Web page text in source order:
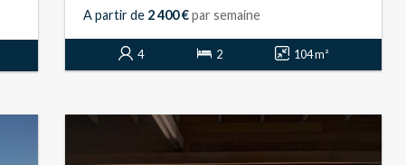
A partir de 2 400 €par semaine
4 2 104 m²